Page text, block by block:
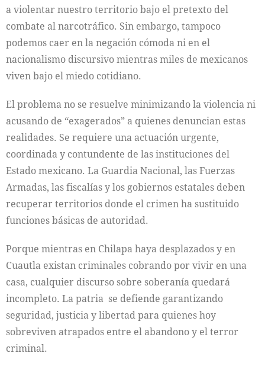
a violentar nuestro territorio bajo el pretexto del
combate al narcotráfico. Sin embargo, tampoco
podemos caer en la negación cómoda ni en el
nacionalismo discursivo mientras miles de mexicanos
viven bajo el miedo cotidiano.
El problema no se resuelve minimizando la violencia ni
acusando de “exagerados” a quienes denuncian estas
realidades. Se requiere una actuación urgente,
coordinada y contundente de las instituciones del
Estado mexicano. La Guardia Nacional, las Fuerzas
Armadas, las fiscalías y los gobiernos estatales deben
recuperar territorios donde el crimen ha sustituido
funciones básicas de autoridad.
Porque mientras en Chilapa haya desplazados y en
Cuautla existan criminales cobrando por vivir en una
casa, cualquier discurso sobre soberanía quedará
incompleto. La patria se defiende garantizando
seguridad, justicia y libertad para quienes hoy
sobreviven atrapados entre el abandono y el terror
criminal.